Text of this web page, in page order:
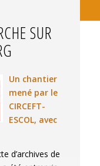
SUR
Un chantier
mené par le
CIRCEFT-
ESCOL, avec
d’archives de